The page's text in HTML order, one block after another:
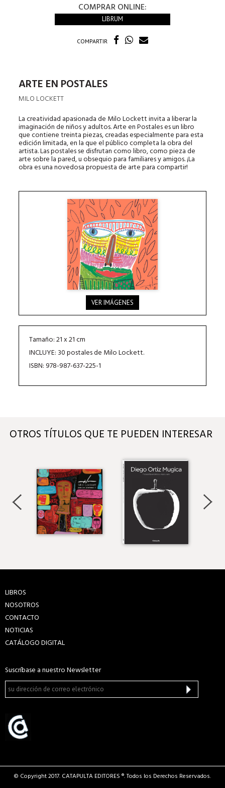
COMPRAR ONLINE:
LIBRUM
COMPARTIR
ARTE EN POSTALES
MILO LOCKETT
La creatividad apasionada de Milo Lockett invita a liberar la
imaginación de niños y adultos. Arte en Postales es un libro
que contiene treinta piezas, creadas especialmente para esta
edición limitada, en la que el público completa la obra del
artista. Las postales se disfrutan como libro, como pieza de
arte sobre la pared, u obsequio para familiares y amigos. ¡La
obra es una novedosa propuesta de arte para compartir!
VER IMÁGENES
Tamaño: 21 x 21 cm
INCLUYE: 30 postales de Milo Lockett.
ISBN: 978-987-637-225-1
OTROS TÍTULOS QUE TE PUEDEN INTERESAR
LIBROS
NOSOTROS
CONTACTO
NOTICIAS
CATÁLOGO DIGITAL
Suscríbase a nuestro Newsletter
© Copyright 2017. CATAPULTA EDITORES ®. Todos los Derechos Reservados.